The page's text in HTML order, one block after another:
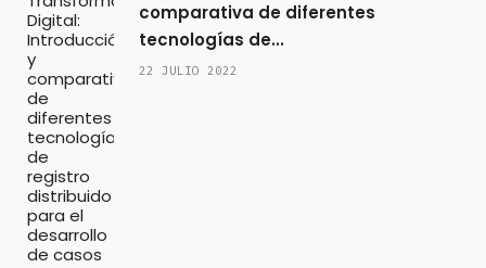
comparativa de diferentes
tecnologías de...
22 JULIO 2022